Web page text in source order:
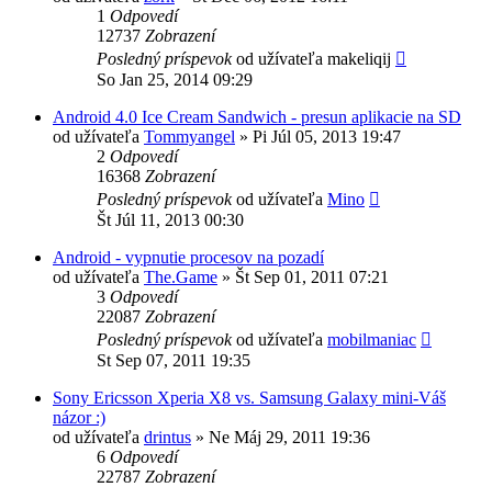
1 Odpovedí
12737 Zobrazení
Posledný príspevokod užívateľa makeliqij
So Jan 25, 2014 09:29
Android 4.0 Ice Cream Sandwich - presun aplikacie na SD
od užívateľa Tommyangel » Pi Júl 05, 2013 19:47
2 Odpovedí
16368 Zobrazení
Posledný príspevokod užívateľa Mino
Št Júl 11, 2013 00:30
Android - vypnutie procesov na pozadí
od užívateľa The.Game » Št Sep 01, 2011 07:21
3 Odpovedí
22087 Zobrazení
Posledný príspevokod užívateľa mobilmaniac
St Sep 07, 2011 19:35
Sony Ericsson Xperia X8 vs. Samsung Galaxy mini-Váš
názor :)
od užívateľa drintus » Ne Máj 29, 2011 19:36
6 Odpovedí
22787 Zobrazení